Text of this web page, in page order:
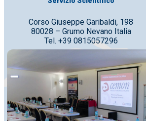
Corso Giuseppe Garibaldi, 198
80028 – Grumo Nevano Italia
Tel. +39 0815057296